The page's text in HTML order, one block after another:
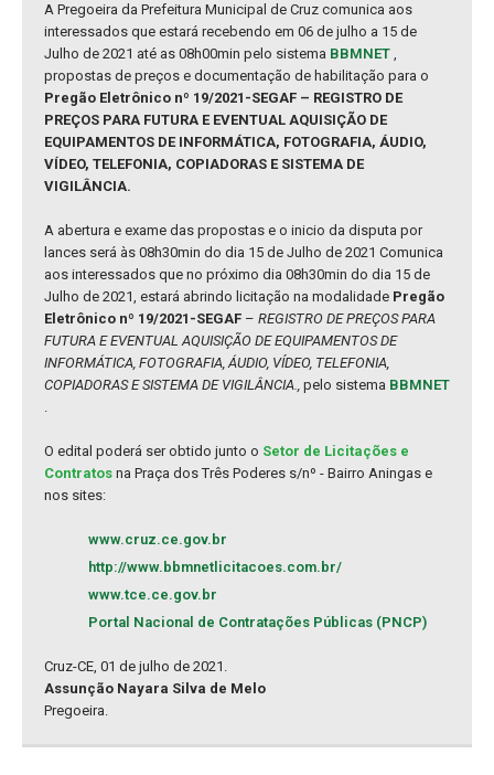
A Pregoeira da Prefeitura Municipal de Cruz comunica aos
interessados que estará recebendo em 06 de julho a 15 de
Julho de 2021 até as 08h00min pelo sistema BBMNET ,
propostas de preços e documentação de habilitação para o
Pregão Eletrônico nº 19/2021-SEGAF – REGISTRO DE
PREÇOS PARA FUTURA E EVENTUAL AQUISIÇÃO DE
EQUIPAMENTOS DE INFORMÁTICA, FOTOGRAFIA, ÁUDIO,
VÍDEO, TELEFONIA, COPIADORAS E SISTEMA DE
VIGILÂNCIA.
A abertura e exame das propostas e o inicio da disputa por
lances será às 08h30min do dia 15 de Julho de 2021 Comunica
aos interessados que no próximo dia 08h30min do dia 15 de
Julho de 2021, estará abrindo licitação na modalidade Pregão
Eletrônico nº 19/2021-SEGAF – REGISTRO DE PREÇOS PARA
FUTURA E EVENTUAL AQUISIÇÃO DE EQUIPAMENTOS DE
INFORMÁTICA, FOTOGRAFIA, ÁUDIO, VÍDEO, TELEFONIA,
COPIADORAS E SISTEMA DE VIGILÂNCIA., pelo sistema BBMNET
.
O edital poderá ser obtido junto o Setor de Licitações e
Contratos na Praça dos Três Poderes s/nº - Bairro Aningas e
nos sites:
www.cruz.ce.gov.br
http://www.bbmnetlicitacoes.com.br/
www.tce.ce.gov.br
Portal Nacional de Contratações Públicas (PNCP)
Cruz-CE, 01 de julho de 2021.
Assunção Nayara Silva de Melo
Pregoeira.